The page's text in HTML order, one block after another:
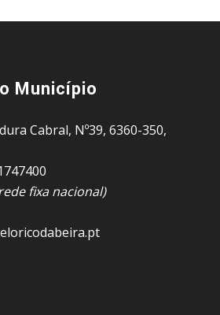
Município
Cabral, Nº39, 6360-350,
fixa nacional)